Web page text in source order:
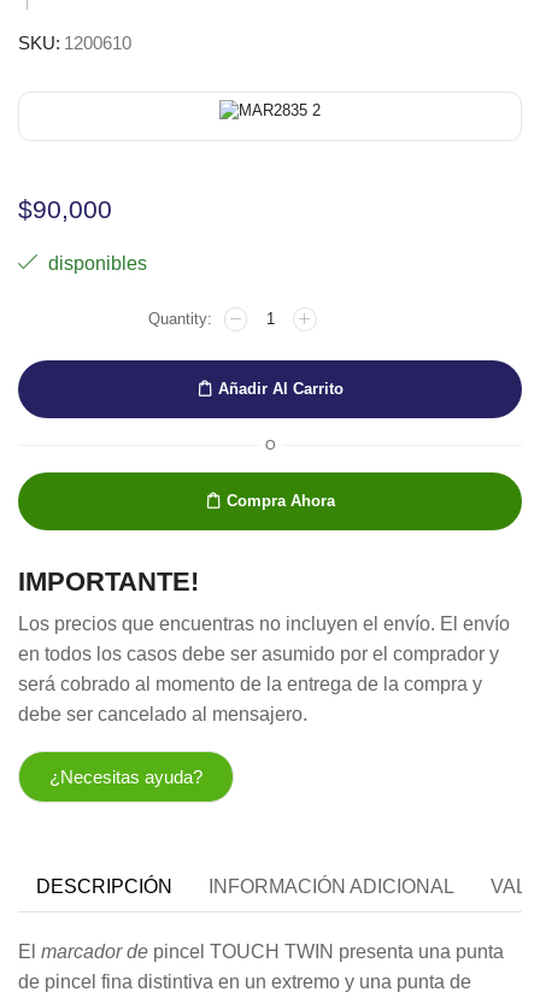
SKU: 1200610
$90,000
disponibles
TOUCH
TWIN
6
BRUSH
WOOD
Añadir Al Carrito
O
Compra Ahora
IMPORTANTE!
Los precios que encuentras no incluyen el envío. El envío
en todos los casos debe ser asumido por el comprador y
será cobrado al momento de la entrega de la compra y
debe ser cancelado al mensajero.
¿Necesitas ayuda?
DESCRIPCIÓN INFORMACIÓN ADICIONAL
El marcador de pincel TOUCH TWIN presenta una punta
de pincel fina distintiva en un extremo y una punta de